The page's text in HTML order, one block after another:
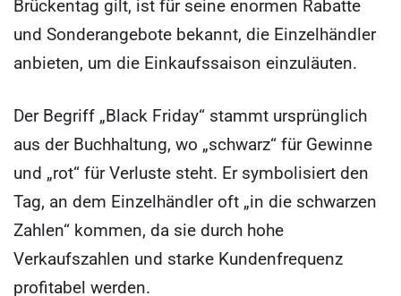
Brückentag gilt, ist für seine enormen Rabatte
und Sonderangebote bekannt, die Einzelhändler
anbieten, um die Einkaufssaison einzuläuten.
Der Begriff „Black Friday“ stammt ursprünglich
aus der Buchhaltung, wo „schwarz“ für Gewinne
und „rot“ für Verluste steht. Er symbolisiert den
Tag, an dem Einzelhändler oft „in die schwarzen
Zahlen“ kommen, da sie durch hohe
Verkaufszahlen und starke Kundenfrequenz
profitabel werden.